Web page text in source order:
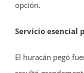
opción.
Servicio esencial
El huracán pegó